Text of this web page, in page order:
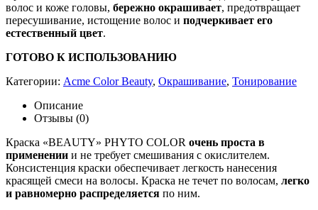
волос и коже головы, бережно окрашивает, предотвращает
пересушивание, истощение волос и подчеркивает его
естественный цвет.
ГОТОВО К ИСПОЛЬЗОВАНИЮ
Категории: Acme Color Beauty, Окрашивание, Тонирование
Описание
Отзывы (0)
Краска «BEAUTY» PHYTO COLOR очень проста в
применении и не требует смешивания с окислителем.
Консистенция краски обеспечивает легкость нанесения
красящей смеси на волосы. Краска не течет по волосам, легко
и равномерно распределяется по ним.